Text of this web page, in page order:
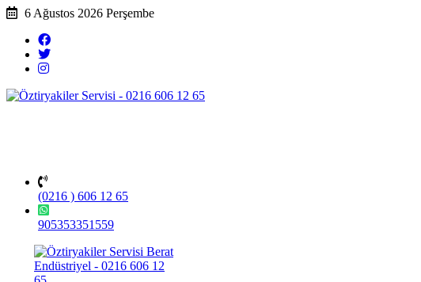
6 Ağustos 2026 Perşembe
(0216 ) 606 12 65
905353351559